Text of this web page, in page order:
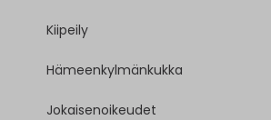
Kiipeily
Hämeenkylmänkukka
Jokaisenoikeudet